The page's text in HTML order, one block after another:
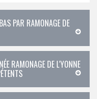
PAR RAMONAGE DE
RAMONAGE DE L'YONNE